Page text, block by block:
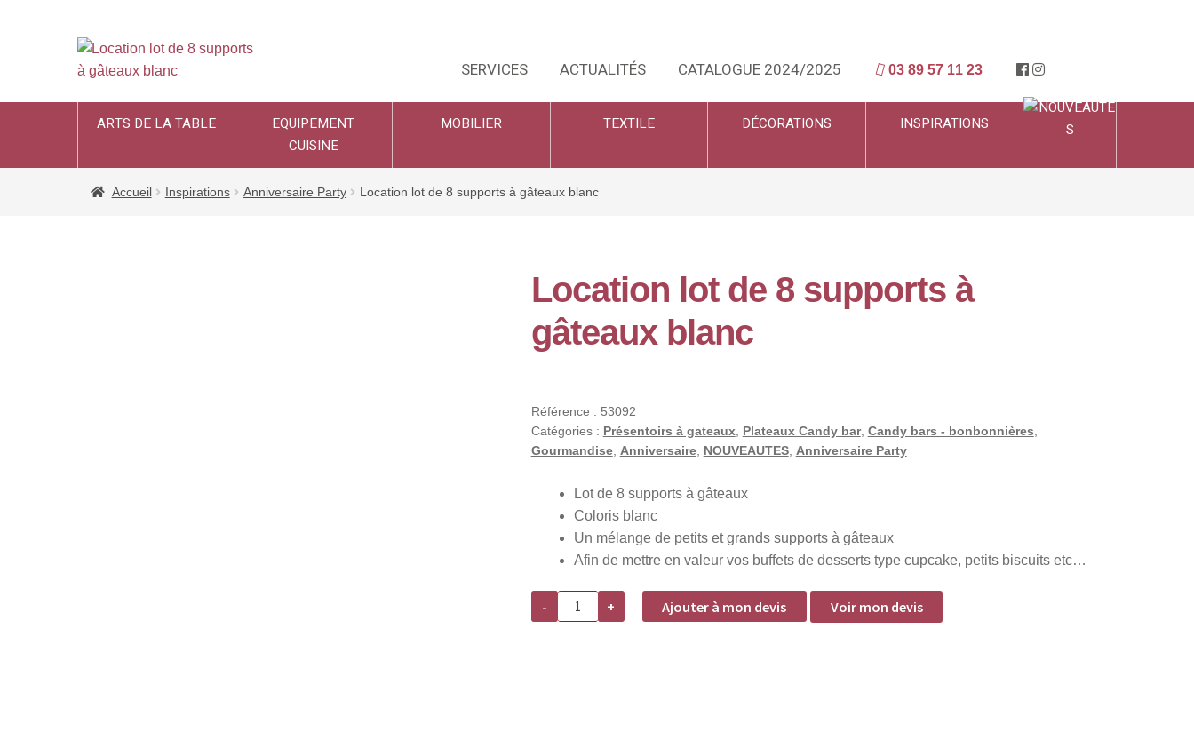
SERVICES ACTUALITÉS CATALOGUE 2024/2025 03 89 57 11 23
ARTS DE LA TABLE
EQUIPEMENT
CUISINE
MOBILIER TEXTILE DÉCORATIONS INSPIRATIONS
Accueil Inspirations Anniversaire Party Location lot de 8 supports à gâteaux blanc
Location lot de 8 supports à
gâteaux blanc
Référence : 53092
Catégories : Présentoirs à gateaux, Plateaux Candy bar, Candy bars - bonbonnières
Gourmandise, Anniversaire, NOUVEAUTES, Anniversaire Party
Lot de 8 supports à gâteaux
Coloris blanc
Un mélange de petits et grands supports à gâteaux
Afin de mettre en valeur vos buffets de desserts type cupcake, petits biscuits etc…
-
quantité
Location
+ Ajouter à mon devis Voir mon devis